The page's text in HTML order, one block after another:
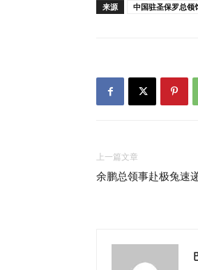
来源 中国驻圣保罗总领
上一篇文章
余鹏总领事赴极兔速